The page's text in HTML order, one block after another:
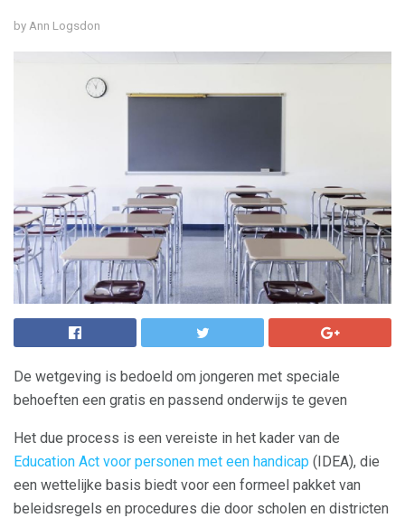
by Ann Logsdon
De wetgeving is bedoeld om jongeren met speciale
behoeften een gratis en passend onderwijs te geven
Het due process is een vereiste in het kader van de
Education Act voor personen met een handicap (IDEA), die
een wettelijke basis biedt voor een formeel pakket van
beleidsregels en procedures die door scholen en districten